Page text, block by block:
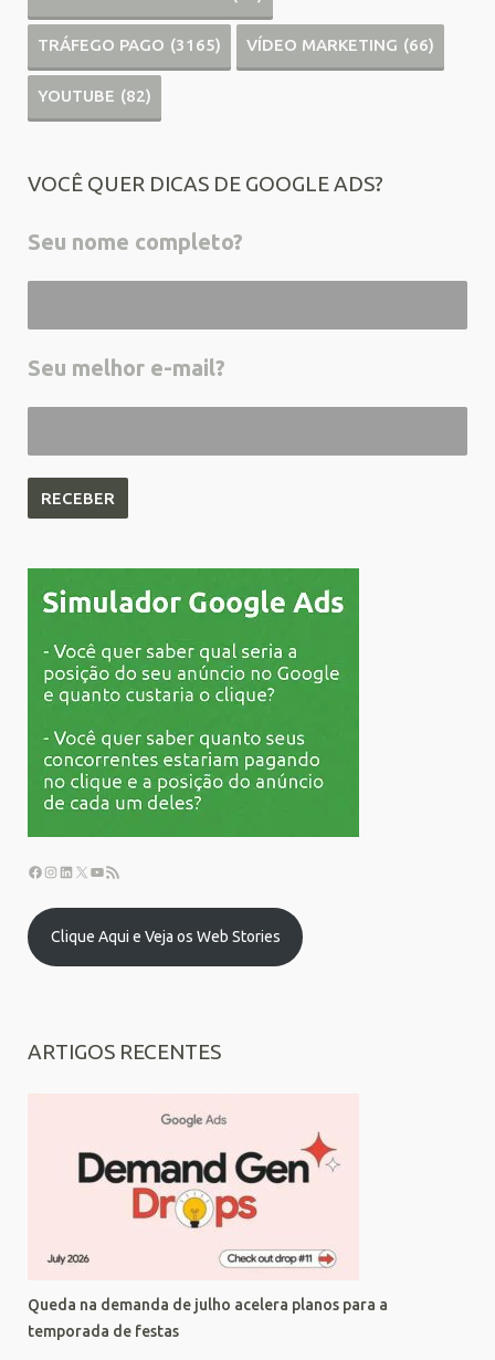
TRÁFEGO PAGO (3165) VÍDEO MARKETING (66)
YOUTUBE (82)
VOCÊ QUER DICAS DE GOOGLE ADS?
Seu nome completo?
Seu melhor e-mail?
Clique Aqui e Veja os Web Stories
ARTIGOS RECENTES
Queda na demanda de julho acelera planos para a
temporada de festas